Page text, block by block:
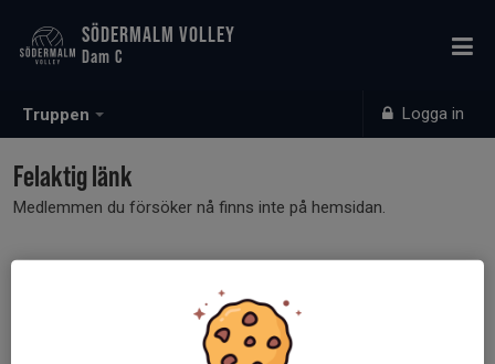
Truppen Logga in
SÖDERMALM VOLLEY
Dam C
Felaktig länk
Medlemmen du försöker nå finns inte på hemsidan.